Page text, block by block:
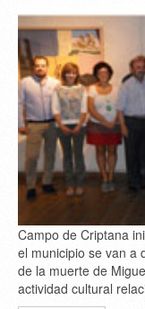
Campo de Criptana
el municipio se van a
de la muerte de
actividad cultural